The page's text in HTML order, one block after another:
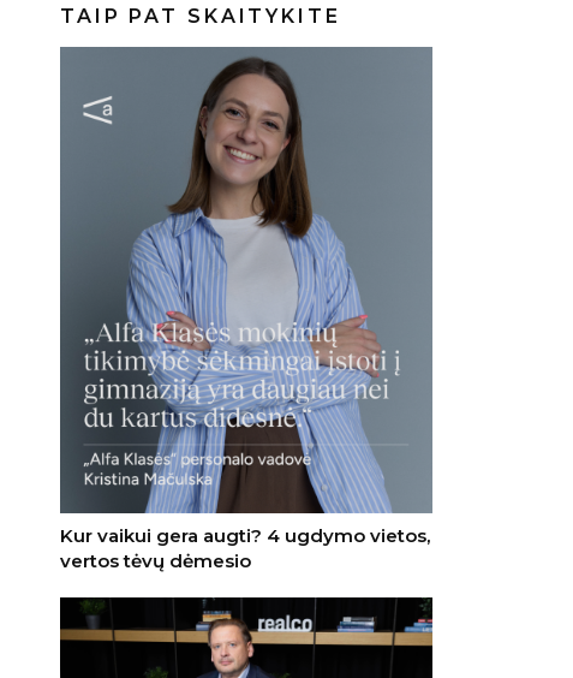
TAIP PAT SKAITYKITE
Kur vaikui gera augti? 4 ugdymo vietos,
vertos tėvų dėmesio